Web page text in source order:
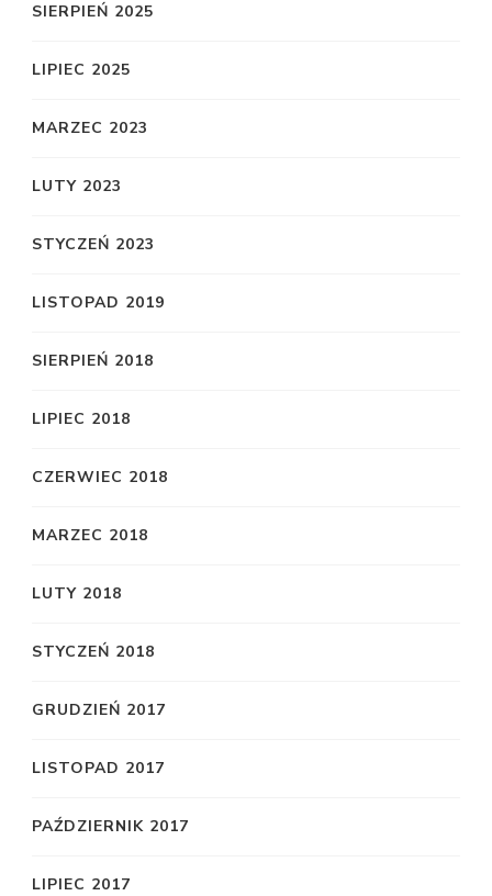
SIERPIEŃ 2025
LIPIEC 2025
MARZEC 2023
LUTY 2023
STYCZEŃ 2023
LISTOPAD 2019
SIERPIEŃ 2018
LIPIEC 2018
CZERWIEC 2018
MARZEC 2018
LUTY 2018
STYCZEŃ 2018
GRUDZIEŃ 2017
LISTOPAD 2017
PAŹDZIERNIK 2017
LIPIEC 2017